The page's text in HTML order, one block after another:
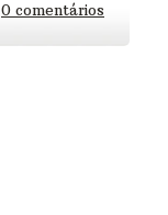
0 comentários